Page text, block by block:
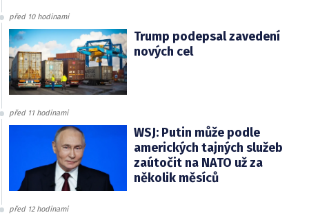
před 10 hodinami
Trump podepsal zavedení
nových cel
před 11 hodinami
WSJ: Putin může podle
amerických tajných služeb
zaútočit na NATO už za
několik měsíců
před 12 hodinami